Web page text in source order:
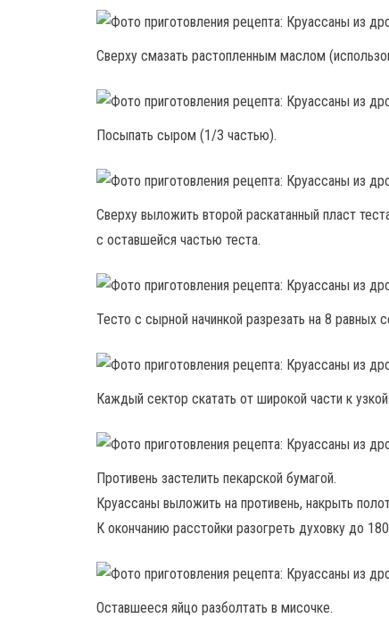
Сверху смазать растопленным маслом
Посыпать сыром (1/3 частью).
Сверху выложить второй раскатанный пласт
с оставшейся частью теста.
Тесто с сырной начинкой разрезать на 8 равных
Каждый сектор скатать от широкой части к узкой.
Противень застелить пекарской бумагой.
Круассаны выложить на противень, накрыть
К окончанию расстойки разогреть духовку до
Оставшееся яйцо разболтать в мисочке.